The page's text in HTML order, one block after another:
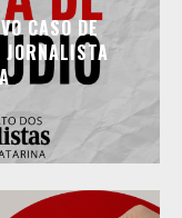
CASO DE